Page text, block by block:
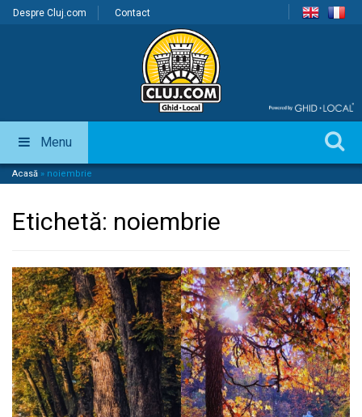
Despre Cluj.com Contact
Menu
Acasă » noiembrie
Etichetă: noiembrie